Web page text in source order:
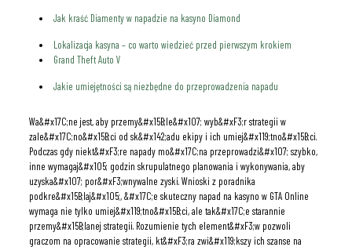
Jak kraść Diamenty w napadzie na kasyno Diamond
Lokalizacja kasyna – co warto wiedzieć przed pierwszym krokiem
Grand Theft Auto V
Jakie umiejętności są niezbędne do przeprowadzenia napadu
Wa&#x17C;ne jest, aby przemy&#x15B;le&#x107; wyb&#xF3;r strategii w
zale&#x17C;no&#x15B;ci od sk&#x142;adu ekipy i ich umiej&#x119;tno&#x15B;ci.
Podczas gdy niekt&#xF3;re napady mo&#x17C;na przeprowadzi&#x107; szybko,
inne wymagaj&#x105; godzin skrupulatnego planowania i wykonywania, aby
uzyska&#x107; por&#xF3;wnywalne zyski. Wnioski z poradnika
podkre&#x15B;laj&#x105;, &#x17C;e skuteczny napad na kasyno w GTA Online
wymaga nie tylko umiej&#x119;tno&#x15B;ci, ale tak&#x17C;e starannie
przemy&#x15B;lanej strategii. Rozumienie tych element&#xF3;w pozwoli
graczom na opracowanie strategii, kt&#xF3;ra zwi&#x119;kszy ich szanse na